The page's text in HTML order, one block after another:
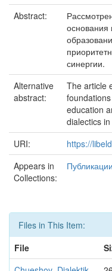
Abstract:
основания
синергии.
Alternative
abstract:
The article
education
dialectics
URI:
https://
Appears in
Collections:
Files in This Item:
File